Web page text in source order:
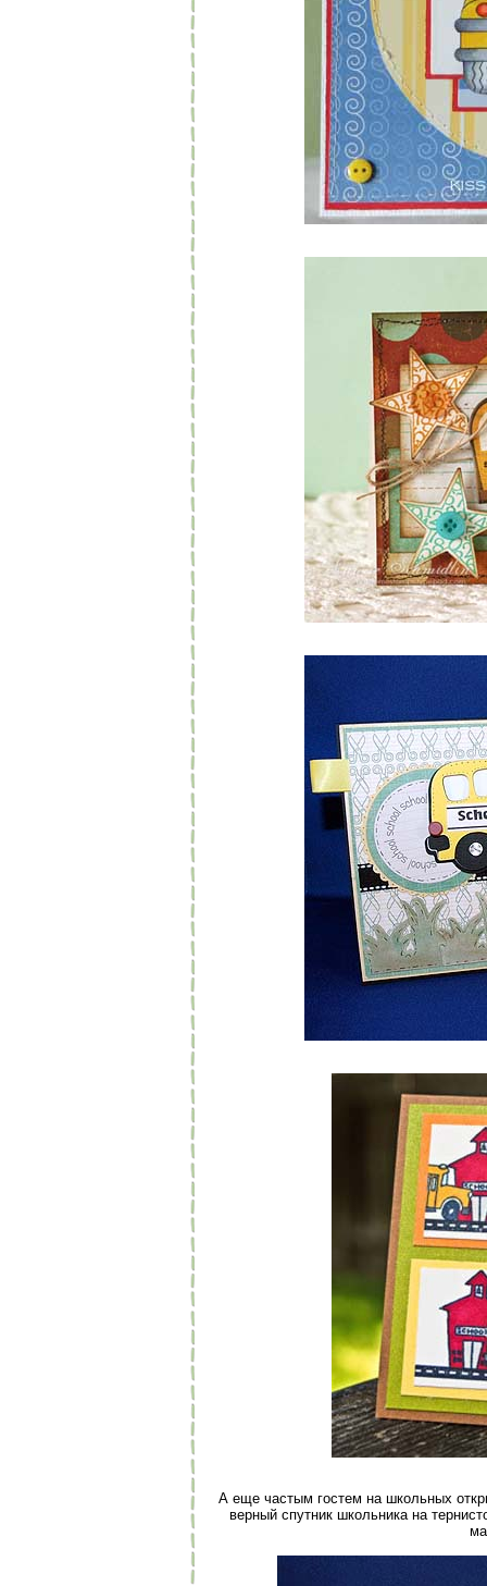
А еще частым гостем на школьных
верный спутник школьника на